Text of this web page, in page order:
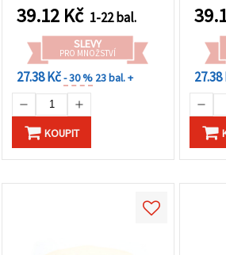
39.12 Kč 1-22 bal.
SLEVY
PRO MNOŽSTVÍ
27.38 Kč- 30 % 23 bal. +
KOUPIT
27.38